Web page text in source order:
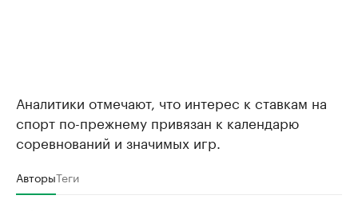
Аналитики отмечают, что интерес к ставкам на
спорт по-прежнему привязан к календарю
соревнований и значимых игр.
АвторыТеги